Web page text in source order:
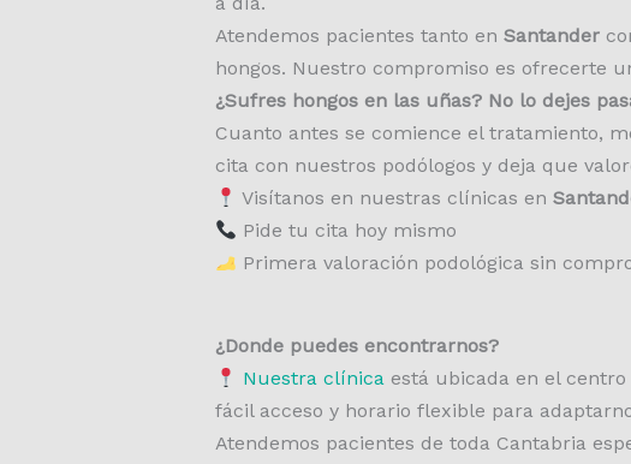
Atendemos pacientes tanto en Santander
hongos. Nuestro compromiso es ofrecerte
¿Sufres hongos en las uñas? No lo dejes
Cuanto antes se comience el tratamiento,
cita con nuestros podólogos y deja que
Visítanos en nuestras clínicas en
Pide tu cita hoy mismo
Primera valoración podológica sin
¿Donde puedes encontrarnos?
Nuestra clínicaestá ubicada en el centro
fácil acceso y horario flexible para
Atendemos pacientes de toda Cantabria